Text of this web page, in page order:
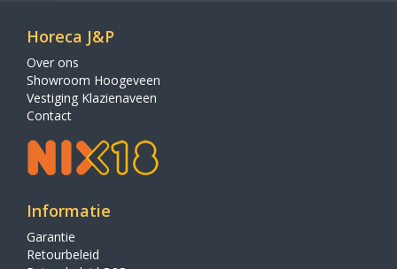
Horeca J&P
Over ons
Showroom Hoogeveen
Vestiging Klazienaveen
Contact
Informatie
Garantie
Retourbeleid